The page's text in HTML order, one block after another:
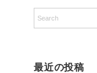
最近の投稿